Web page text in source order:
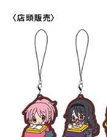
〈店頭販売〉